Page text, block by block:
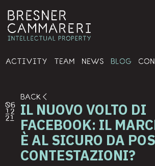
ACTIVITY TEAM NEWS BLOG
06
12
21
BACK
IL NUOVO VOLTO DI
FACEBOOK: IL
È AL SICURO DA
CONTESTAZIONI?